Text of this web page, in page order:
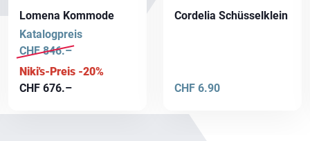
Lomena Kommode
Katalogpreis
CHF846.–
Niki's-Preis -20%
CHF 676.–
Cordelia Schüsselklein
CHF 6.90